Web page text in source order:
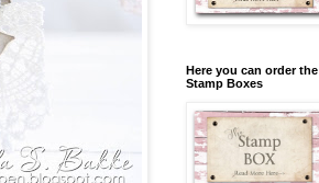
Here you can order the
Stamp Boxes